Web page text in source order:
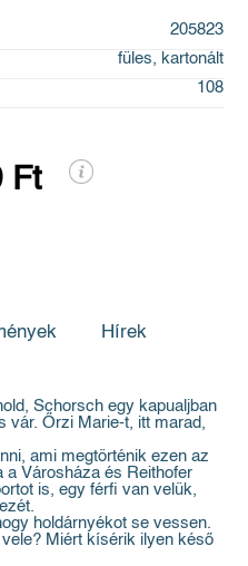
205823
füles, kartonált
108
Ft
Hírek
Schorsch egy kapualjban
vár. Őrzi Marie-t, itt marad,
ami megtörténik ezen az
a Városháza és Reithofer
is, egy férfi van velük,
holdárnyékot se vessen.
Miért kísérik ilyen késő